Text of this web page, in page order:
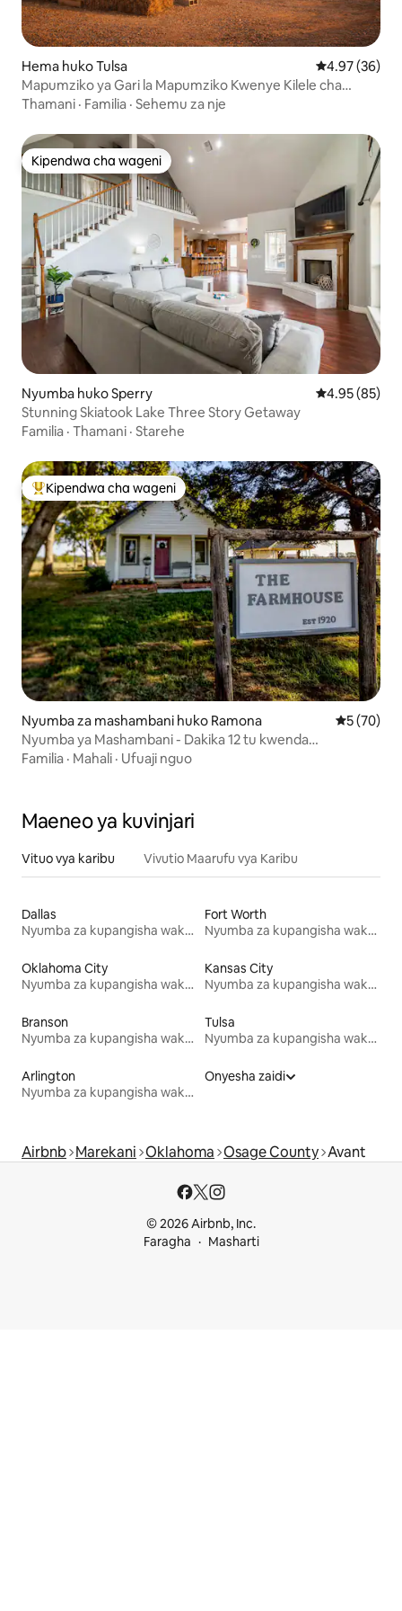
Hema huko Tulsa Ukadiriaji wa
4.97 (36)
Mapumziko ya Gari la Mapumziko Kwenye Kilele cha
Kilima • Mandhari ya Machweo ya Jua + Wanyama wa
Thamani · Familia · Sehemu za nje
Kipendwa cha wageni
Kipendwa cha wageni
Nyumba huko Sperry Ukadiriaji wa
4.95 (85)
Stunning Skiatook Lake Three Story Getaway
Familia · Thamani · Starehe
Kipendwa maarufu cha wageni
Kipendwa cha wageni
Nyumba za mashambani huko Ramona Ukadiriaji
5 (70)
Nyumba ya Mashambani - Dakika 12 tu kwenda
Bartlesville!
Familia · Mahali · Ufuaji nguo
Maeneo ya kuvinjari
Vituo vya karibu Vivutio Maarufu vya Karibu
Dallas
Nyumba za kupangisha wakati wa likizo
Fort Worth
Nyumba za kupangisha wakati wa likizo
Oklahoma City
Nyumba za kupangisha wakati wa likizo
Kansas City
Nyumba za kupangisha wakati wa likizo
Branson
Nyumba za kupangisha wakati wa likizo
Tulsa
Nyumba za kupangisha wakati wa likizo
Arlington
Nyumba za kupangisha wakati wa likizo
Onyesha zaidi
Airbnb Marekani Oklahoma Osage County Avant
© 2026 Airbnb, Inc.
Faragha
Masharti